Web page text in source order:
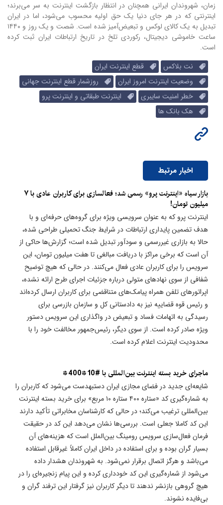
زمان، شهروندان ایرانی همچنان در انتظار بازگشت اینترنت به سر می‌برند؛
اینترنتی که در هر جای دنیا یک حق اولیه محسوب می‌شود، اما در ایران
تبدیل به یک کالای لوکس و تبعیض‌آمیز شده است. شصت و یک روز و ۱۴۴۰
ساعت خاموشی دیجیتال، رکوردی تلخ در تاریخ ارتباطات ایران ثبت کرده
است.
نت بلاکس
قطع اینترنت ایران
وضعیت اینترنت امروز ایران
روزشمار قطع اینترنت جهانی
خطر امنیت سایبری
اینترنت طبقاتی و اینترنت پرو
هک بانک ها
اخبار مرتبط
بازار سیاه «اینترنت پرو» رسمی شد؛ فعالسازی برای کاربران عادی با ۷
میلیون تومان!
اینترنت پرو که به عنوان سرویسی ویژه برای گروه‌های حرفه‌ای و با
هدف تضمین پایداری ارتباطات در شرایط جنگ تحمیلی طراحی شده،
حالا به بازاری غیررسمی و سودآور تبدیل شده است؛ گزارش‌ها حاکی از
آن است که برخی مراکز با دریافت مبالغی تا هفت میلیون تومان، این
سرویس را برای کاربران عادی فعال می‌کنند. در حالی که هیچ توضیح
شفافی از سوی نهادهای متولی درباره جزئیات اجرای طرح ارائه نشده،
اپراتورهای تلفن همراه پیامک‌های متناقضی برای کاربران ارسال کرده‌اند
و رئیس قوه قضاییه نیز به دادستانی کل و سازمان بازرسی برای
رسیدگی به اتهامات فساد و تبعیض در واگذاری این سرویس دستور
ویژه صادر کرده است. از سوی دیگر، رئیس‌جمهور مخالفت خود را با
محدودیت اینترنت اعلام کرده است.
ماجرای خرید بسته اینترنت بین‌المللی با #10*400*
شایعه‌ای جدید در فضای مجازی ایران دستبهدست می‌شود که کاربران را
به شماره‌گیری کد «ستاره ۴۰۰ ستاره ۱۰ مربع» برای خرید بسته اینترنت
بین‌المللی ترغیب می‌کند؛ در حالی که کارشناسان مخابراتی تأکید دارند
این کد کاملا جعلی است. بررسی‌ها نشان می‌دهد این کد در حقیقت
فرمان فعال‌سازی سرویس رومینگ بین‌الملل است که هزینه‌های آن
بسیار گران بوده و برای استفاده در داخل ایران کاملاً غیرقابل استفاده
می‌باشد و هرگز اتصال برقرار نمی‌شود. به شهروندان هشدار داده
می‌شود از شماره‌گیری این کد خودداری کرده و این پیام زنجیره‌ای را در
هیچ گروهی بازنشر ندهند تا دیگر کاربران نیز گرفتار این ترفند گران و
بی‌فایده نشوند.